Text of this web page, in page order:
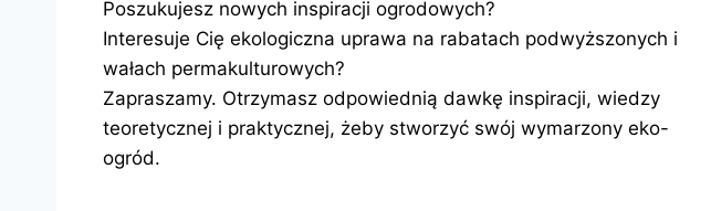
Poszukujesz nowych inspiracji ogrodowych?
Interesuje Cię ekologiczna uprawa na rabatach podwyższonych i
wałach permakulturowych?
Zapraszamy. Otrzymasz odpowiednią dawkę inspiracji, wiedzy
teoretycznej i praktycznej, żeby stworzyć swój wymarzony eko-
ogród.